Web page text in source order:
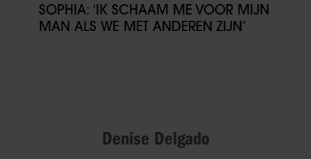
SOPHIA: ‘IK SCHAAM ME VOOR MIJN
MAN ALS WE MET ANDEREN ZIJN’
Denise Delgado